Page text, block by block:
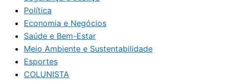
Política
Economia e Negócios
Saúde e Bem-Estar
Meio Ambiente e Sustentabilidade
Esportes
COLUNISTA